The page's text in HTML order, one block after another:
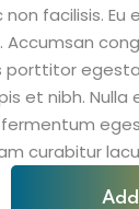
facilisis. Eu
porttitor
et nibh. Nulla
curabitur